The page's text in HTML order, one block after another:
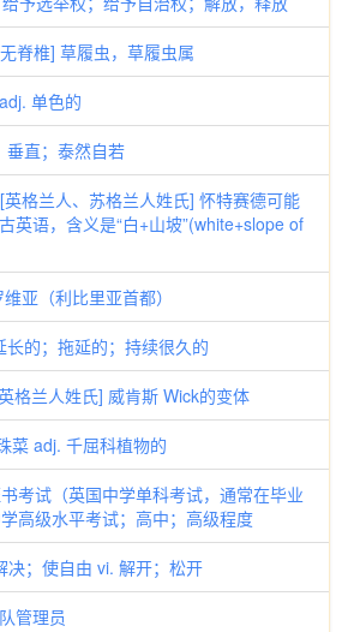
椎] 草履虫，草履虫属
单色的
直；泰然自若
兰人、苏格兰人姓氏] 怀特赛德可能
英语，含义是“白+山坡”(white+slope of
（利比里亚首都）
；拖延的；持续很久的
兰人姓氏] 威肯斯 Wick的变体
adj. 千屈科植物的
试（英国中学单科考试，通常在毕业
高级水平考试；高中；高级程度
；使自由 vi. 解开；松开
管理员